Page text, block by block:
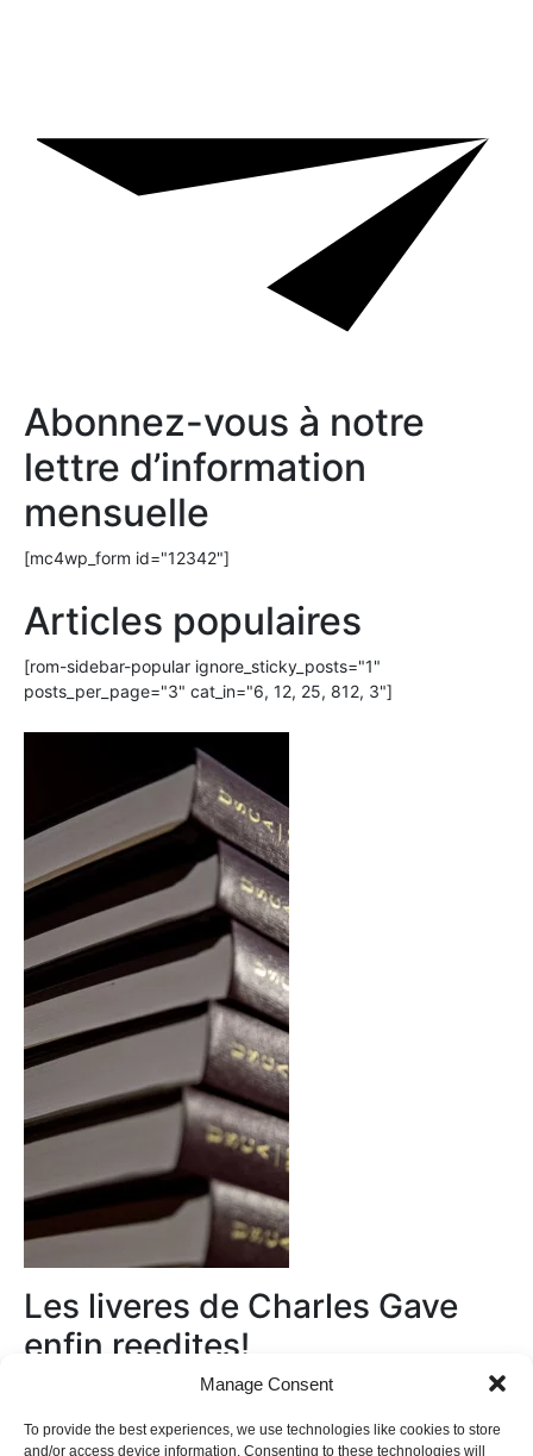
Manage Consent
To provide the best experiences, we use technologies like cookies to store
and/or access device information. Consenting to these technologies will
Abonnez-vous à notre
lettre d’information
mensuelle
[mc4wp_form id="12342"]
Articles populaires
[rom-sidebar-popular ignore_sticky_posts="1"
posts_per_page="3" cat_in="6, 12, 25, 812, 3"]
Les liveres de Charles Gave
enfin reedites!